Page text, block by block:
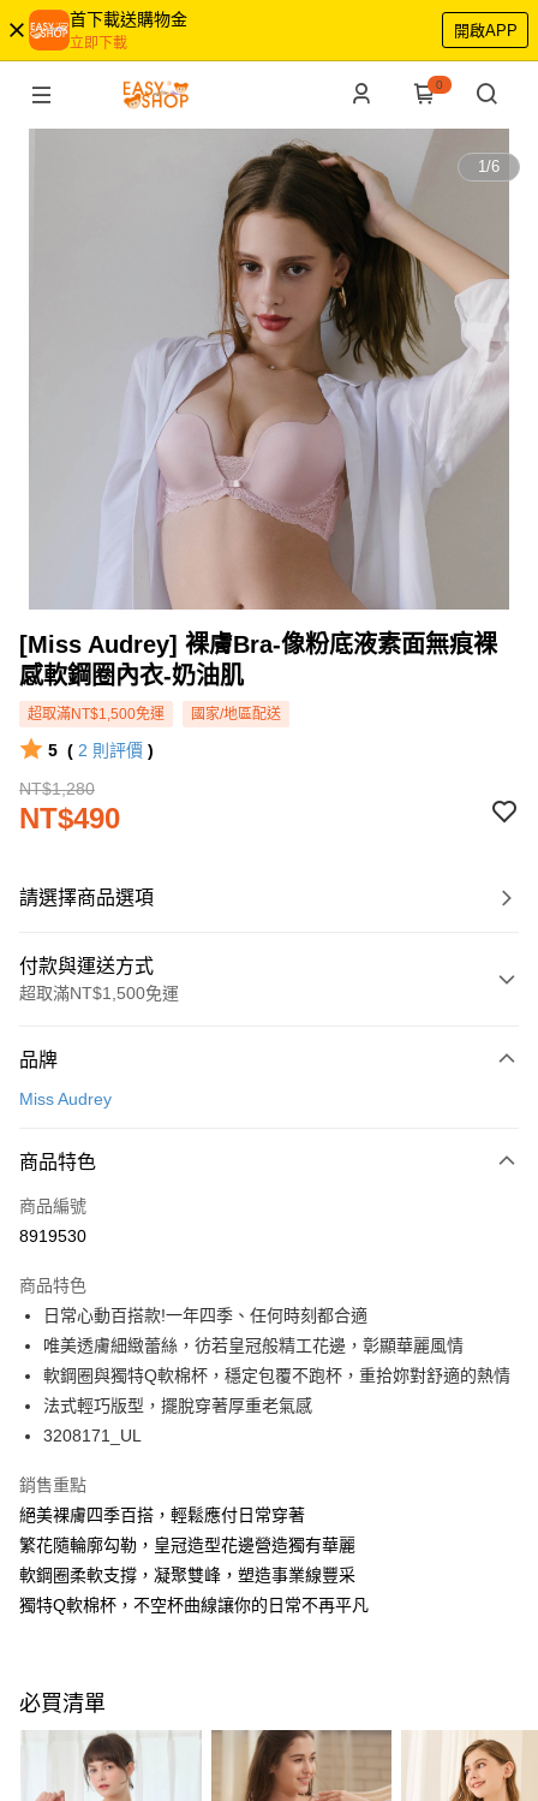
首下載送購物金
立即下載
開啟APP
0
1/6
[Miss Audrey] 裸膚Bra-像粉底液素面無痕裸
感軟鋼圈內衣-奶油肌
超取滿NT$1,500免運 國家/地區配送
5 ( 2 則評價 )
NT$1,280
NT$490
請選擇商品選項
付款與運送方式
超取滿NT$1,500免運
信用卡一次付款
LINE Pay
Apple Pay
Google Pay
全支付
全盈+PAY
AFTEE先享後付
【關於「AFTEE先享後付」】
AFTEE先享後付是「在收到商品之後才付款」的支付方式。 讓您購物簡單
１．簡單：不需註冊會員、不需綁卡、不需儲值。
２．便利：只要手機號碼，簡訊認證，即可結帳。
３．安心：先確認商品／服務後，再付款。
２．訂單成立數日內，您將收到繳費通知簡訊。
ATM／網路銀行／等多元方式進行付款，方視為交易完成。
※ 請注意：結帳手續完成當下不需立刻繳費，但若您需要取消訂單，請聯絡
購買商品的店家。未經商家同意取消之訂單仍視為有效，需透過AFTEE先享
ATM付款
運送方式
全家取付
每筆NT$100，滿NT$1,500(含以上)免運費
7-11取付
每筆NT$100，滿NT$1,500(含以上)免運費
品牌
Miss Audrey
商品特色
商品編號
8919530
商品特色
日常心動百搭款!一年四季、任何時刻都合適
唯美透膚細緻蕾絲，彷若皇冠般精工花邊，彰顯華麗風情
軟鋼圈與獨特Q軟棉杯，穩定包覆不跑杯，重拾妳對舒適的熱情
法式輕巧版型，擺脫穿著厚重老氣感
3208171_UL
銷售重點
絕美裸膚四季百搭，輕鬆應付日常穿著
繁花隨輪廓勾勒，皇冠造型花邊營造獨有華麗
軟鋼圈柔軟支撐，凝聚雙峰，塑造事業線豐采
獨特Q軟棉杯，不空杯曲線讓你的日常不再平凡
必買清單